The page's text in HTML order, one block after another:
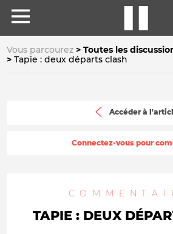
Vous parcourez
Toutes les
Tapie : deux départs clash
Accéder à
Connectez-vous pour
TAPIE : DEUX